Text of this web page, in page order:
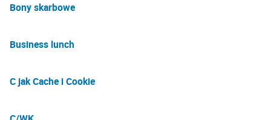
Bony skarbowe
Business lunch
C jak Cache i Cookie